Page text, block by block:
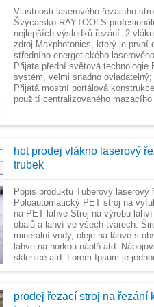
Vlastnosti laserového řezacího
Švýcarsko RAYTOOLS
nejlepších výsledků řezání.
zdroj Maxphotonics, který je první
středního energetického
Přijata přední světová
systém, velmi snadno
Přijatá mostní portálová
použití centralizovaného
hot prodej vlákno laserový
trubek
Popis produktu Tuberový laserový
Poloautomatický PET stroj na
na PET láhve Stroj na výrobu
obalů a lahví ve všech tvarech.
minerální vody, oleje na láhve s
láhve na horkou náplň atd.
sklenice atd. Lorem Ipsum je
prodej řezací stroj na řezání